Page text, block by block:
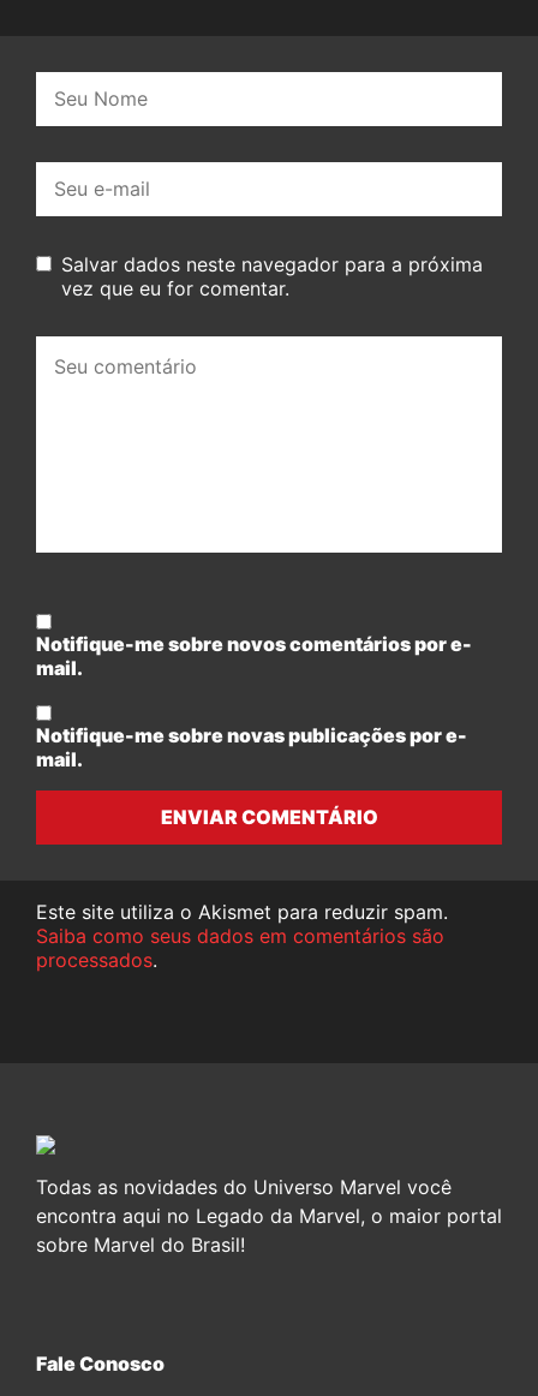
mail:
Salvar dados neste navegador para a próxima
vez que eu for comentar.
comentário:
Notifique-me sobre novos comentários por e-
mail.
Notifique-me sobre novas publicações por e-
mail.
ENVIAR COMENTÁRIO
Este site utiliza o Akismet para reduzir spam.
Saiba como seus dados em comentários são
processados.
Todas as novidades do Universo Marvel você
encontra aqui no Legado da Marvel, o maior portal
sobre Marvel do Brasil!
Fale Conosco